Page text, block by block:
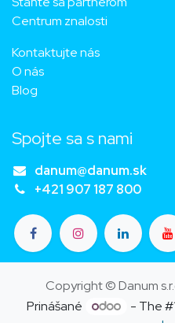
Centrum znalosti
Kontaktujte nás
O nás
Blog
Spojte sa s nami
danum@danum.sk
+421 907 187 800
Copyright © Danum
Prinášané - The